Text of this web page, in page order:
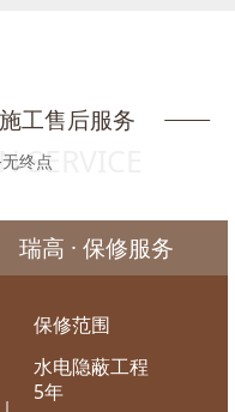
工售后服务
SERVICE
终点
瑞高 · 保修服务
保修范围
水电隐蔽工程
5年